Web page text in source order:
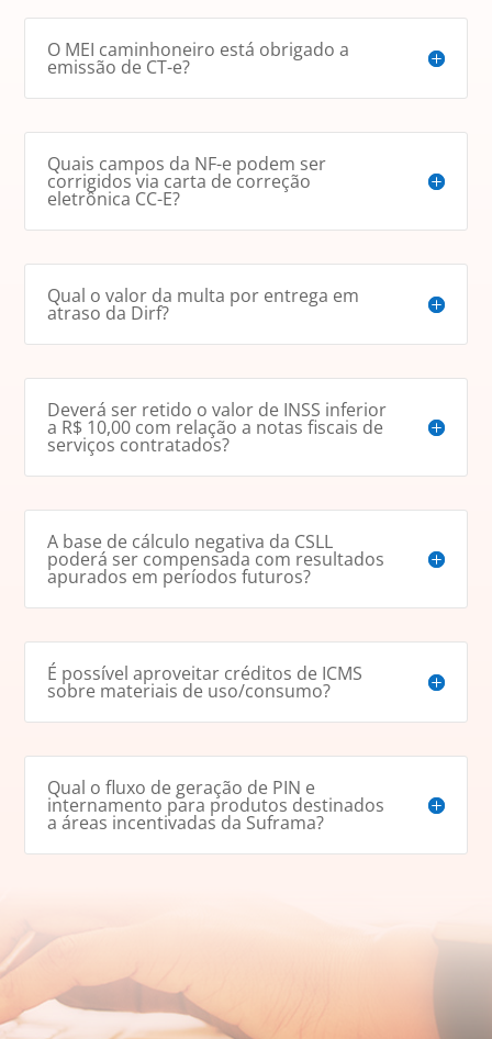
O MEI caminhoneiro está obrigado a
emissão de CT-e?
Quais campos da NF-e podem ser
corrigidos via carta de correção
eletrônica CC-E?
Qual o valor da multa por entrega em
atraso da Dirf?
Deverá ser retido o valor de INSS inferior
a R$ 10,00 com relação a notas fiscais de
serviços contratados?
A base de cálculo negativa da CSLL
poderá ser compensada com resultados
apurados em períodos futuros?
É possível aproveitar créditos de ICMS
sobre materiais de uso/consumo?
Qual o fluxo de geração de PIN e
internamento para produtos destinados
a áreas incentivadas da Suframa?